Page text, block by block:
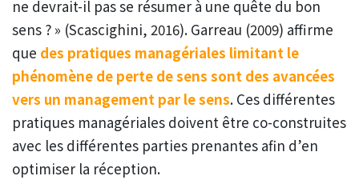
ne devrait-il pas se résumer à une quête du bon
sens ? » (Scascighini, 2016). Garreau (2009) affirme
que des pratiques managériales limitant le
phénomène de perte de sens sont des avancées
vers un management par le sens. Ces différentes
pratiques managériales doivent être co-construites
avec les différentes parties prenantes afin d’en
optimiser la réception.